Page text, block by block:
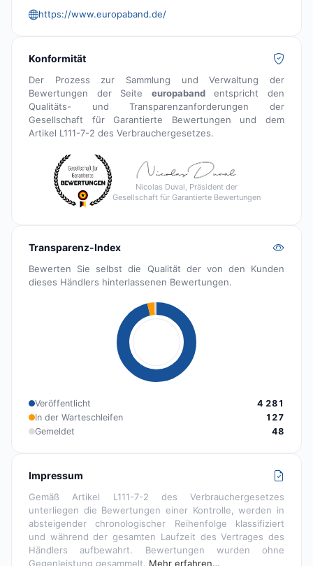
https://www.europaband.de/
Konformität
Der Prozess zur Sammlung und Verwaltung der
Bewertungen der Seite europabandentspricht den
Qualitäts- und Transparenzanforderungen der
Gesellschaft für Garantierte Bewertungen und dem
Artikel L111-7-2 des Verbrauchergesetzes.
Nicolas Duval, Präsident der
Gesellschaft für Garantierte Bewertungen
Transparenz-Index
Bewerten Sie selbst die Qualität der von den Kunden
dieses Händlers hinterlassenen Bewertungen.
Veröffentlicht
4 281
In der Warteschleifen
127
Gemeldet
48
Impressum
Gemäß Artikel L111-7-2 des Verbrauchergesetzes
unterliegen die Bewertungen einer Kontrolle, werden in
absteigender chronologischer Reihenfolge klassifiziert
und während der gesamten Laufzeit des Vertrages des
Händlers aufbewahrt. Bewertungen wurden ohne
Gegenleistung gesammelt. Mehr erfahren…